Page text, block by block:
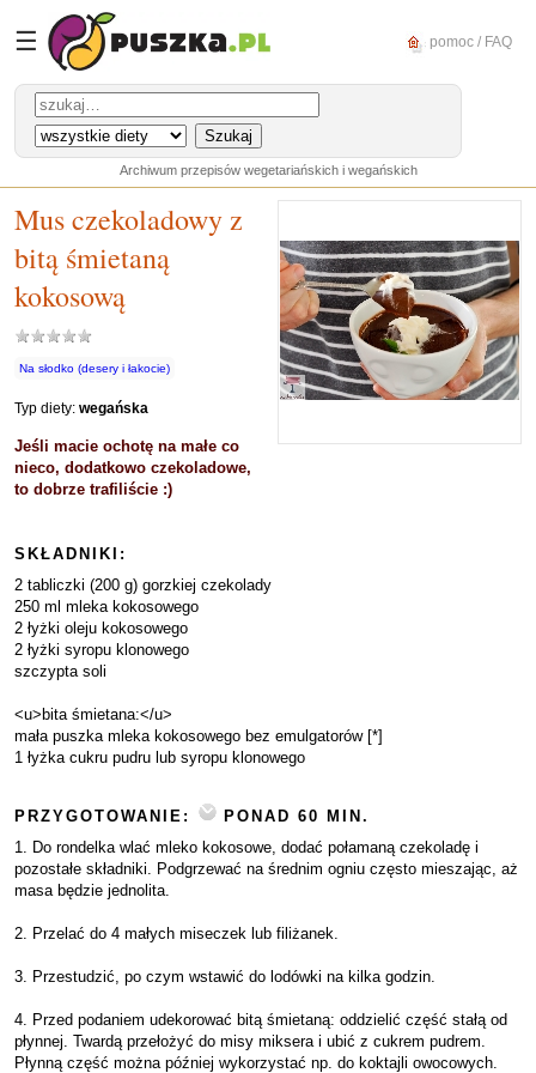
☰ pomoc / FAQ
Archiwum przepisów wegetariańskich i wegańskich
Mus czekoladowy z
bitą śmietaną
kokosową
Na słodko (desery i łakocie)
Typ diety: wegańska
Jeśli macie ochotę na małe co
nieco, dodatkowo czekoladowe,
to dobrze trafiliście :)
SKŁADNIKI:
2 tabliczki (200 g) gorzkiej czekolady
250 ml mleka kokosowego
2 łyżki oleju kokosowego
2 łyżki syropu klonowego
szczypta soli
<u>bita śmietana:</u>
mała puszka mleka kokosowego bez emulgatorów [*]
1 łyżka cukru pudru lub syropu klonowego
PRZYGOTOWANIE:
PONAD 60 MIN.
1. Do rondelka wlać mleko kokosowe, dodać połamaną czekoladę i
pozostałe składniki. Podgrzewać na średnim ogniu często mieszając, aż
masa będzie jednolita.
2. Przelać do 4 małych miseczek lub filiżanek.
3. Przestudzić, po czym wstawić do lodówki na kilka godzin.
4. Przed podaniem udekorować bitą śmietaną: oddzielić część stałą od
płynnej. Twardą przełożyć do misy miksera i ubić z cukrem pudrem.
Płynną część można później wykorzystać np. do koktajli owocowych.